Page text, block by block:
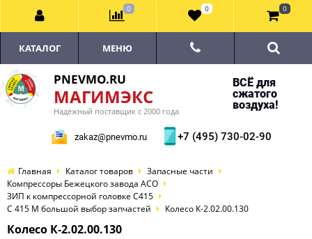
PNEVMO.RU
МАГИМЭКС
Надёжный поставщик с 2000 года
ВСЁ для
сжатого
воздуха!
zakaz@pnevmo.ru +7 (495) 730-02-90
КАТАЛОГ МЕНЮ
Главная Каталог товаров
Запасные части
Компрессоры Бежецкого завода АСО
ЗИП к компрессорной головке С415
С 415 М большой выбор запчастей
Колесо К-2.02.00.130
Колесо К-2.02.00.130
0 0 0